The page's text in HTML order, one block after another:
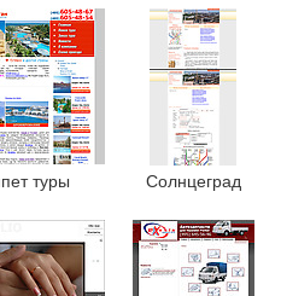
туры Солнцеград